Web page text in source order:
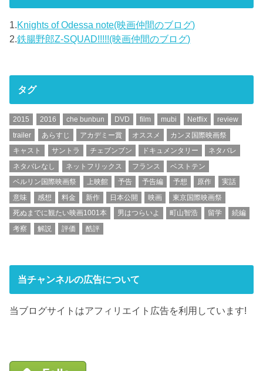
1.Knights of Odessa note(映画仲間のブログ)
2.鉄腸野郎Z-SQUAD!!!!!(映画仲間のブログ)
タグ
2015 2016 che bunbun DVD film mubi Netflix
review
trailer
あらすじ アカデミー賞 オススメ
カンヌ国際映画祭
キャスト
サントラ チェブンブン ドキュメンタリー
ネタバレ
ネタバレなし
ネットフリックス フランス
ベストテン
ベルリン国際映画祭
上映館 予告 予告編 予想 原作
実話
意味
感想 料金 新作 日本公開 映画
東京国際映画祭
死ぬまでに観たい映画1001本
男はつらいよ 町山智浩 留学
続編
考察
解説 評価 酷評
当チャンネルの広告について
当ブログサイトはアフィリエイト広告を利用しています!